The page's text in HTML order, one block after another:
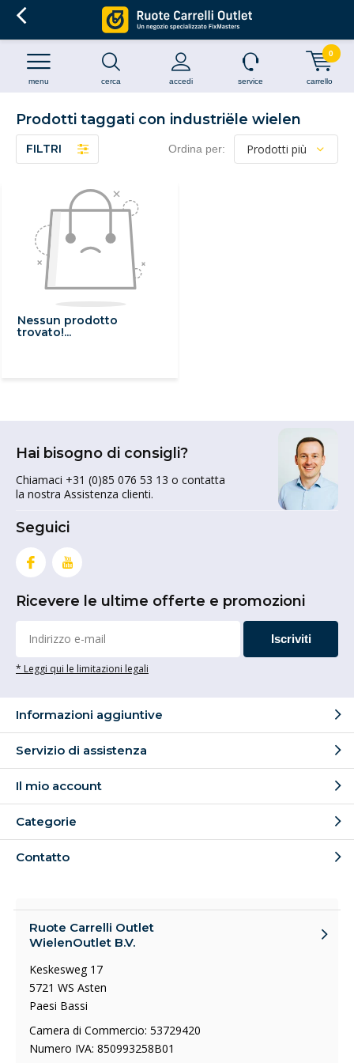
cerca accedi
menu service carrello
0
Prodotti taggati con industriële wielen
FILTRI Ordina per:
Nessun prodotto
trovato!...
Hai bisogno di consigli?
Chiamaci +31 (0)85 076 53 13 o contatta
la nostra Assistenza clienti.
Seguici
Ricevere le ultime offerte e promozioni
Iscriviti
* Leggi qui le limitazioni legali
Informazioni aggiuntive
Servizio di assistenza
Il mio account
Categorie
Contatto
Ruote Carrelli Outlet
WielenOutlet B.V.
Keskesweg 17
5721 WS Asten
Paesi Bassi
Camera di Commercio: 53729420
Numero IVA: 850993258B01